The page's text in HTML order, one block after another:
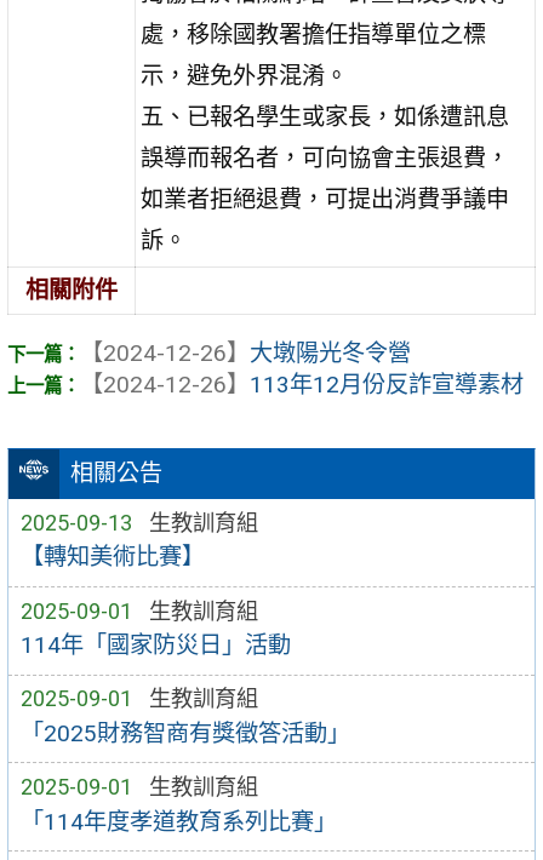
相關公告
2025-09-13 生教訓育組
【轉知美術比賽】
2025-09-01 生教訓育組
114年「國家防災日」活動
2025-09-01 生教訓育組
「2025財務智商有獎徵答活動」
2025-09-01 生教訓育組
「114年度孝道教育系列比賽」
處，移除國教署擔任指導單位之標
示，避免外界混淆。
五、已報名學生或家長，如係遭訊息
誤導而報名者，可向協會主張退費，
如業者拒絕退費，可提出消費爭議申
訴。
相關附件
【2024-12-26】 大墩陽光冬令營
【2024-12-26】 113年12月份反詐宣導素材